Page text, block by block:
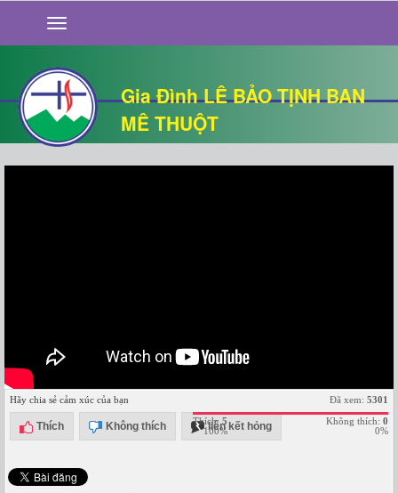
Gia Đình LÊ BẢO TỊNH BAN
MÊ THUỘT
GIỚI THIỆU
TIN TỨC
SỐNG ĐẠO
CHUYỆN NHÀ
QUÁN VĂN
Hãy chia sẻ cảm xúc của bạn
Thích Không thích liên kết hỏng
Đã xem: 5301
Thích: 5
100%
Không thích: 0
0%